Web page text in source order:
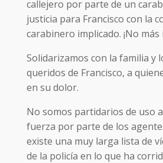
callejero por parte de un
justicia para Francisco con la
carabinero implicado. ¡No más
Solidarizamos con la familia y
queridos de Francisco, a
en su dolor.
No somos partidarios de uso
fuerza por parte de los
existe una muy larga lista de
de la policía en lo que ha